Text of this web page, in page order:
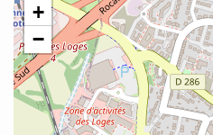
+
−